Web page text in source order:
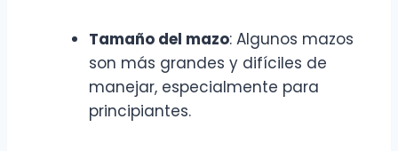
Tamaño del mazo: Algunos mazos
son más grandes y difíciles de
manejar, especialmente para
principiantes.